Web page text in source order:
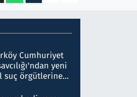
Cumhuriyet
yeni
suç örgütlerine